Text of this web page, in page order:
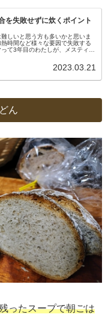
を失敗せずに炊くポイント
しいと思う方も多いかと思いま
時間など様々な要因で失敗する
て3年目のわたしが、メスティン
2023.03.21
ん
ったスープで朝ごは